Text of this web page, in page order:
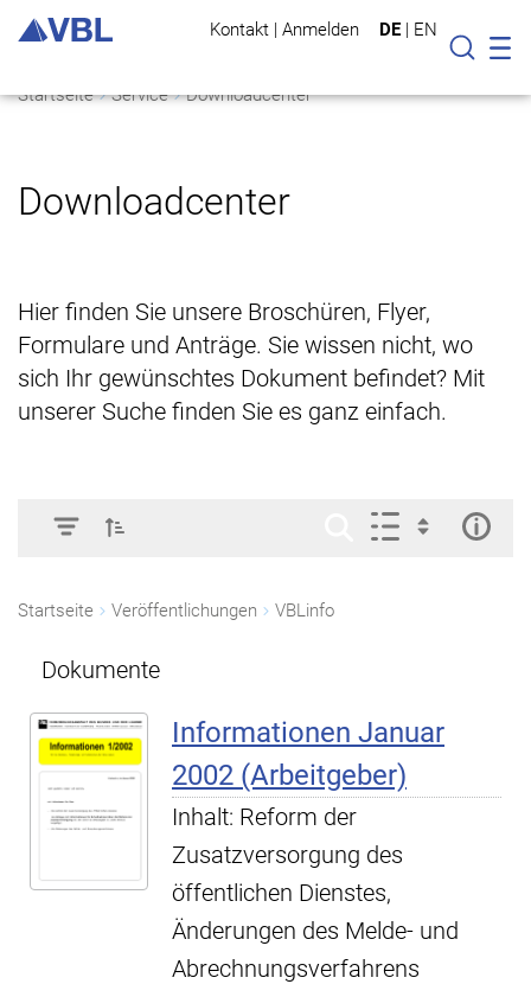
Kontakt | Anmelden DE | EN
Suche
Startseite Service Downloadcenter
Downloadcenter
Hier finden Sie unsere Broschüren, Flyer,
Formulare und Anträge. Sie wissen nicht, wo
sich Ihr gewünschtes Dokument befindet? Mit
unserer Suche finden Sie es ganz einfach.
Startseite Veröffentlichungen VBLinfo
Dokumente
Informationen Januar
2002 (Arbeitgeber)
Inhalt: Reform der
Zusatzversorgung des
öffentlichen Dienstes,
Änderungen des Melde- und
Abrechnungsverfahrens